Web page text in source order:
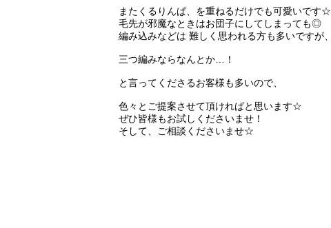
またくるりんぱ、を重ねるだけでも可愛いです☆
毛先が邪魔なときはお団子にしてしまっても◎
編み込みなどは 難しく思われる方も多いですが、
三つ編みならなんとか…！
と言ってくださるお客様も多いので、
色々とご提案させて頂ければと思います☆
ぜひ皆様もお試しくださいませ！
そして、ご相談くださいませ☆